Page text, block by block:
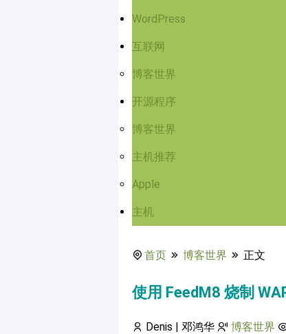
WordPress
互联网
博客世界
开源程序
博客世界
主机推荐
Apple
主机
首页 博客世界 正文
使用 FeedM8 烧制
Denis | 邓鸿华 博客世界